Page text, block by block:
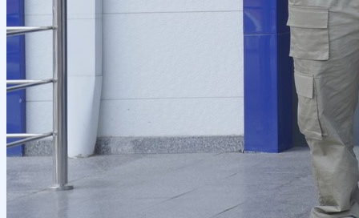
Ta’lim yoʻnalishlari haqida
haqida
Xorijiy stajirovkalar